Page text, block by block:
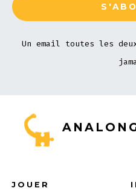
Un email toutes les
JOUER